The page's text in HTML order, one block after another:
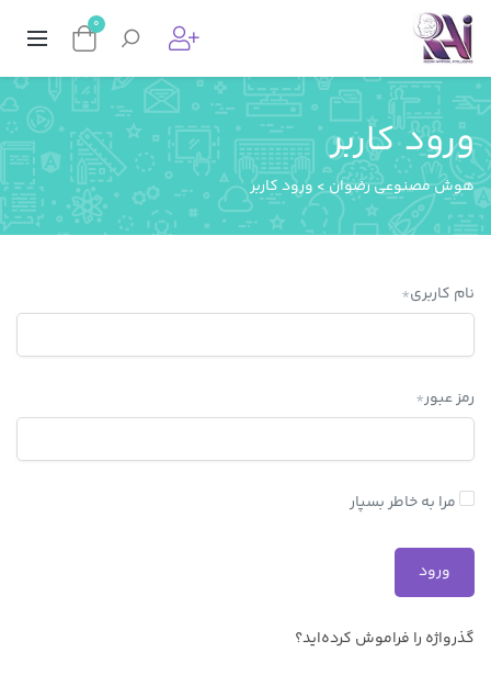
0
ورود کاربر
هوش مصنوعی رضوان> ورود کاربر
نام کاربری*
رمز عبور*
مرا به خاطر بسپار
گذرواژه را فراموش کرده‌اید؟